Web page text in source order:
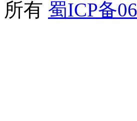
所有 蜀ICP备